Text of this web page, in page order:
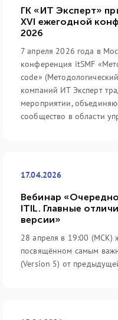
ГК «ИТ Эксперт»
XVI ежегодной
2026
7 апреля 2026 года в
конференция itSMF
code»
компаний ИТ Эксперт
мероприятии,
сообщество в области
17.04.2026
Вебинар
ITIL. Главные
версии»
28 апреля в 19:00 (МСК)
посвящённом самым
(Version 5) от